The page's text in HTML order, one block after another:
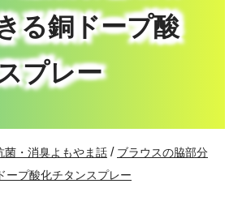
る銅ドープ酸
プレー
菌・消臭よもやま話 / ブラウスの脇部分
ープ酸化チタンスプレー